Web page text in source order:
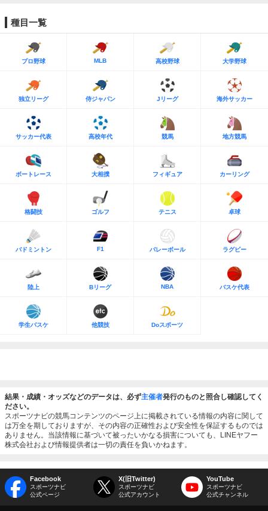
種目一覧
プロ野球 MLB 高校野球 大学野球
独立リーグ 侍ジャパン Jリーグ 海外サッカー
サッカー代表 高校年代 競馬 地方競馬
ボートレース 大相撲 フィギュア カーリング
格闘技 ゴルフ テニス 卓球
バドミントン F1 バレーボール ラグビー
陸上 Bリーグ NBA バスケ代表
学生バスケ 他競技 Doスポーツ
結果・成績・オッズなどのデータは、必ず主催者発行のものと照合し確認してく
ださい。
スポーツナビの競馬コンテンツのページ上に掲載されている情報の内容に関して
は万全を期しておりますが、その内容の正確性および安全性を保証するものでは
ありません。当該情報に基づいて被ったいかなる損害についても、LINEヤフー
株式会社および情報提供者は一切の責任を負いかねます。
Facebook
スポーツナビ
公式ページ
X(旧Twitter)
スポーツナビ
公式アカウント
YouTube
スポーツナビ
公式チャンネル